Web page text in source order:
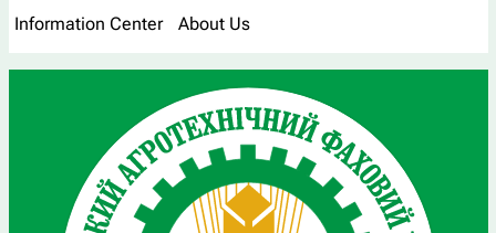
Information Center
About Us